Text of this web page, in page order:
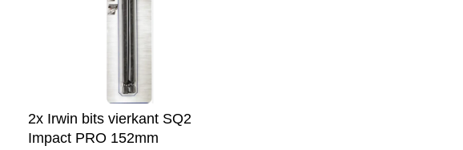
2x Irwin bits vierkant SQ2
Impact PRO 152mm